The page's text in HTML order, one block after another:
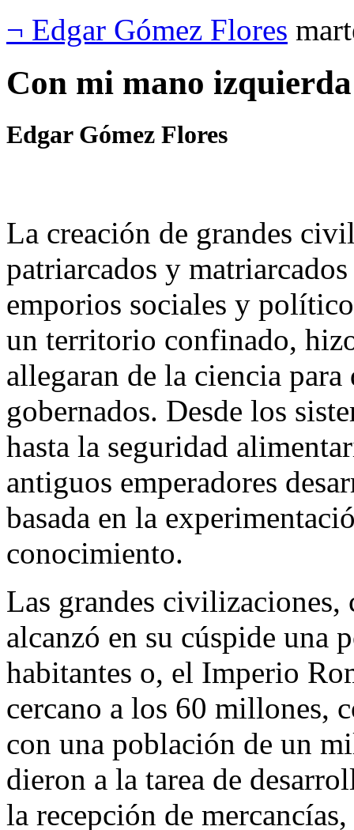
¬ Edgar Gómez Flores
Con mi mano
Edgar Gómez Flores
La creación de grandes
patriarcados y
emporios sociales y
un territorio confinado,
allegaran de la ciencia
gobernados. Desde los
hasta la seguridad
antiguos emperadores
basada en la
conocimiento.
Las grandes
alcanzó en su cúspide una
habitantes o, el Imperio
cercano a los 60 millones,
con una población de un
dieron a la tarea de
la recepción de